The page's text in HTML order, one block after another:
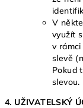
V
využít
v
slevě
Pokud
slevou.
4. UŽIVATELSKÝ